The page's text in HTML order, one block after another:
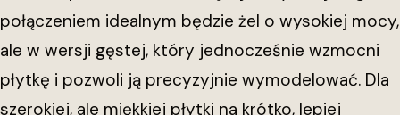
połączeniem idealnym będzie żel o wysokiej mocy,
ale w wersji gęstej, który jednocześnie wzmocni
płytkę i pozwoli ją precyzyjnie wymodelować. Dla
szerokiej, ale miękkiej płytki na krótko, lepiej